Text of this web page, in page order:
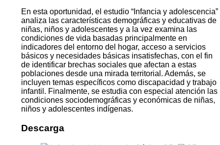
En esta oportunidad, el estudio “Infancia y adolescencia”
analiza las características demográficas y educativas de
niñas, niños y adolescentes y a la vez examina las
condiciones de vida basadas principalmente en
indicadores del entorno del hogar, acceso a servicios
básicos y necesidades básicas insatisfechas, con el fin
de identificar brechas sociales que afectan a estas
poblaciones desde una mirada territorial. Además, se
incluyen temas específicos como discapacidad y trabajo
infantil. Finalmente, se estudia con especial atención las
condiciones sociodemográficas y económicas de niñas,
niños y adolescentes indígenas.
Descarga